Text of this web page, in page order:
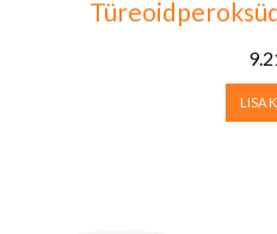
LISA